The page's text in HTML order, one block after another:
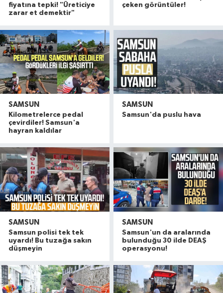
fiyatına tepki! "Üreticiye
zarar et demektir"
çeken görüntüler!
SAMSUN
Kilometrelerce pedal
çevirdiler! Samsun'a
hayran kaldılar
SAMSUN
Samsun'da puslu hava
SAMSUN
Samsun polisi tek tek
uyardı! Bu tuzağa sakın
düşmeyin
SAMSUN
Samsun'un da aralarında
bulunduğu 30 ilde DEAŞ
operasyonu!